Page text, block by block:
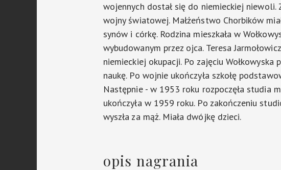
wojennych dostał się do niemieckiej niewoli.
wojny światowej. Małżeństwo Chorbików
synów i córkę. Rodzina mieszkała w
wybudowanym przez ojca. Teresa
niemieckiej okupacji. Po zajęciu Wołkowyska
naukę. Po wojnie ukończyła szkołę
Następnie - w 1953 roku rozpoczęła studia
ukończyła w 1959 roku. Po zakończeniu
wyszła za mąż. Miała dwójkę dzieci.
opis nagrania